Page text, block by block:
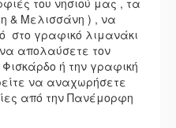
του νησιού μας , τα
& Μελισσάνη ) , να
στο γραφικό λιμανάκι
απολαύσετε τον
ή την γραφική
να αναχωρήσετε
από την Πανέμορφη